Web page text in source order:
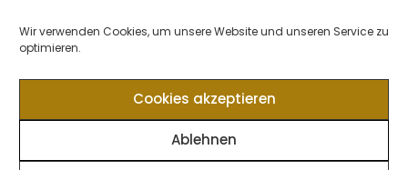
Wir verwenden Cookies, um unsere Website und unseren Service zu
optimieren.
Cookies akzeptieren
Ablehnen